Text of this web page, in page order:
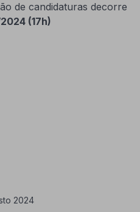
de candidaturas decorre
(17h)
2024